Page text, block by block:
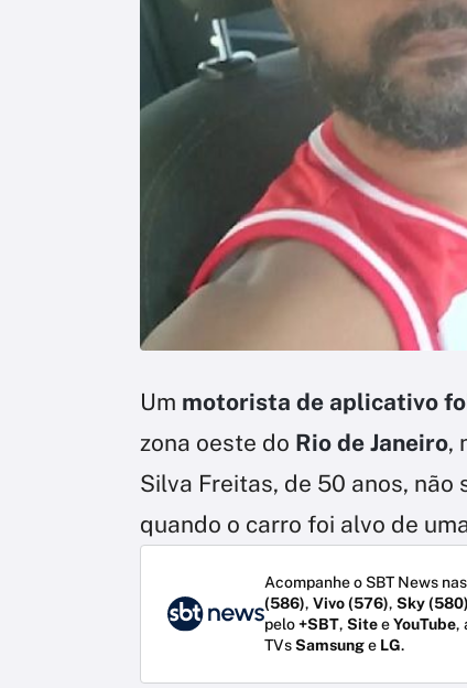
Um motorista de aplicativo
zona oeste do Rio de Janeiro,
Silva Freitas, de 50 anos, não
quando o carro foi alvo de
Acompanhe o SBT News
(586), Vivo (576), Sky (580)
pelo+SBT, SiteeYouTube,
TVsSamsunge LG.